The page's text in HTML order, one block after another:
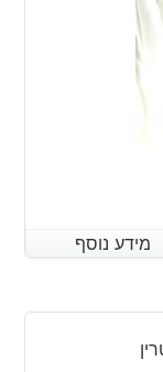
מידע נוסף
מידע נוסף